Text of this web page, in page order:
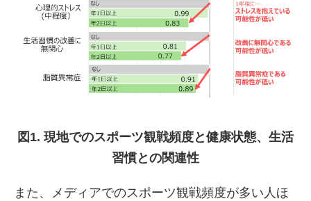
図1. 現地でのスポーツ観戦頻度と健康状態、生活
習慣との関連性
また、メディアでのスポーツ観戦頻度が多い人ほ